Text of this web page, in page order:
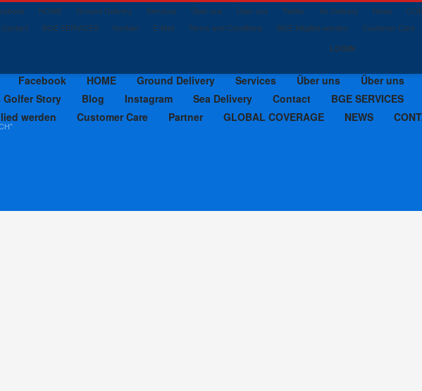
HOME Ground Delivery Services Über uns Über uns Twitter Air Delivery News
Contact BGE SERVICES Kontakt E-Mail Terms and Conditions BGE Mitglied werden Customer Care
LOGIN
Facebook HOME Ground Delivery Services Über uns Über uns
Golfer Story
Blog Instagram Sea Delivery Contact BGE SERVICES
werden
Customer Care Partner GLOBAL COVERAGE NEWS